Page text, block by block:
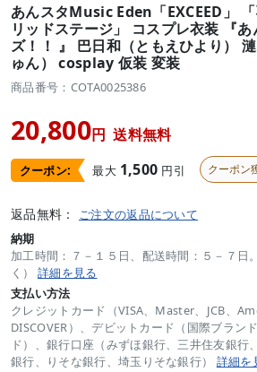
あんスタMusic Eden「EXCEED」
リッドステージ」 コスプレ衣装 『
ズ！！ 』 巴日和（ともえひより）
ゅん） cosplay 仮装 変装
商品番号：COTA0025386
20,800円 送料無料
クーポン: 最大 1,500 円引 クーポン
返品無料： ご注文の返品について
納期
加工時間：７－１５日、配送時間：５－７日
く） 詳細を見る
支払い方法
クレジットカード（VISA、Master、JCB、
DISCOVER）、デビットカード（国際ブラン
ド）、銀行口座（みずほ銀行、三井住友銀行
銀行、りそな銀行、埼玉りそな銀行） 詳細を